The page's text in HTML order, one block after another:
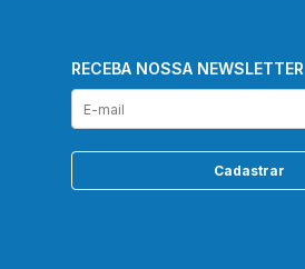
RECEBA NOSSA NEWSLETTER
Cadastrar